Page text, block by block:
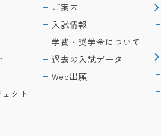
クト
ご案内
入試情報
学費・奨学金について
過去の入試データ
Web出願